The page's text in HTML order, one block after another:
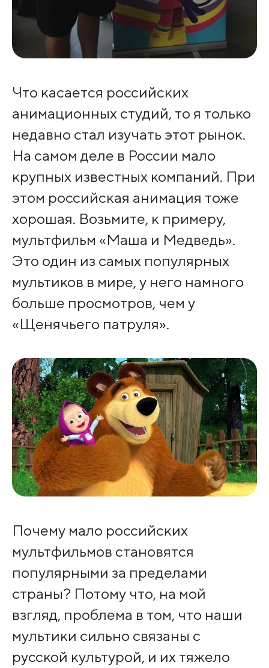
Что касается российских
анимационных студий, то я только
недавно стал изучать этот рынок.
На самом деле в России мало
крупных известных компаний. При
этом российская анимация тоже
хорошая. Возьмите, к примеру,
мультфильм «Маша и Медведь».
Это один из самых популярных
мультиков в мире, у него намного
больше просмотров, чем у
«Щенячьего патруля».
Почему мало российских
мультфильмов становятся
популярными за пределами
страны? Потому что, на мой
взгляд, проблема в том, что наши
мультики сильно связаны с
русской культурой, и их тяжело